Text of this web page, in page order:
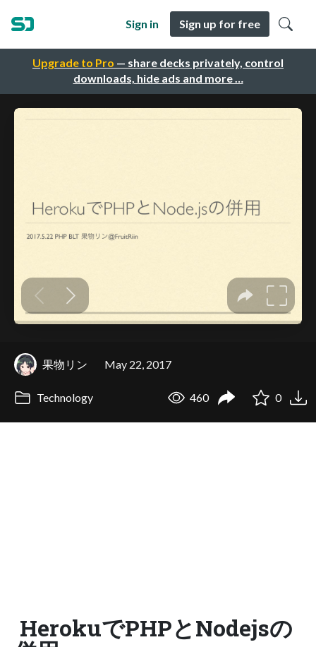
Upgrade to Pro — share decks privately, control
downloads, hide ads and more …
Sign in Sign up for free
果物リン May 22, 2017
Technology 460 0
HerokuでPHPとNodejsの